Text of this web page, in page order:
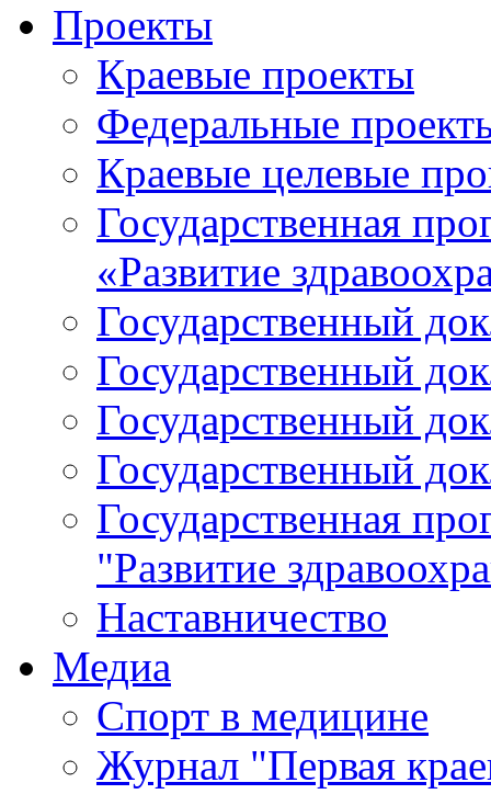
Проекты
Краевые проекты
Федеральные
Краевые целевые
Государственная
«Развитие
Государственный
Государственный
Государственный
Государственный
Государственная
"Развитие
Наставничество
Медиа
Спорт в медицине
Журнал "Первая